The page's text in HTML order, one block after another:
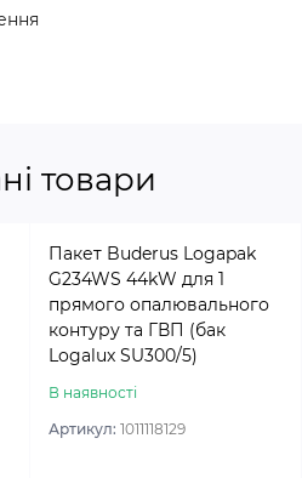
товари
Пакет Buderus Logapak
G234WS 44kW для 1
прямого опалювального
контуру та ГВП (бак
Logalux SU300/5)
В наявності
Артикул: 1011118129